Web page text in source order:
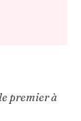
premier à